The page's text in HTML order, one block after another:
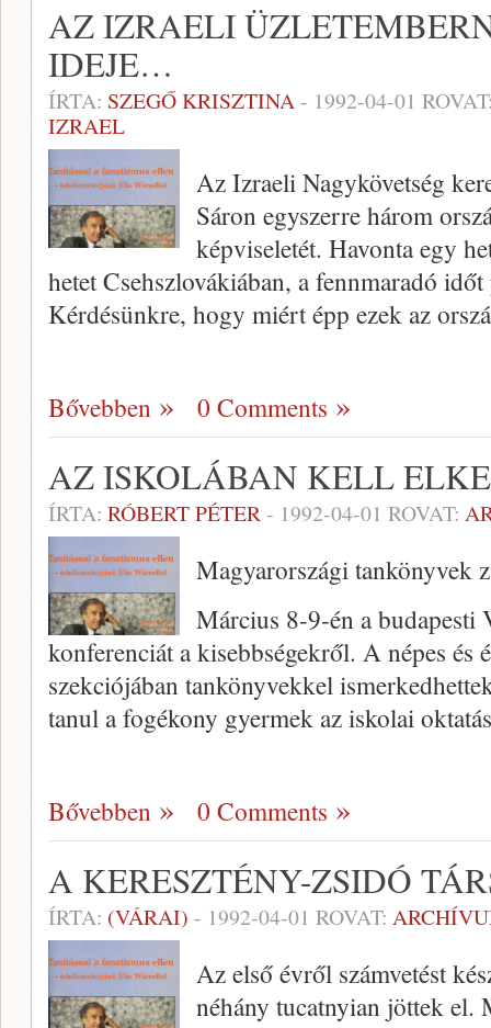
AZ IZRAELI
IDEJE…
ÍRTA: SZEGŐ KRISZTINA- 1992-04-01
IZRAEL
Az Izraeli Nagykövetség
Sáron egyszerre három
képviseletét. Havonta egy
hetet Csehszlovákiában, a fennmaradó
Kérdésünkre, hogy miért épp ezek az
Bővebben 0 Comments
AZ ISKOLÁBAN KELL
ÍRTA: RÓBERT PÉTER- 1992-04-01 ROVAT:
Magyarországi tankönyvek
Március 8-9-én a budapesti
konferenciát a kisebbségekről. A népes és
szekciójában tankönyvekkel
tanul a fogékony gyermek az iskolai
Bővebben 0 Comments
A KERESZTÉNY-ZSIDÓ
ÍRTA: (VÁRAI) - 1992-04-01 ROVAT:
Az első évről számvetést
néhány tucatnyian jöttek el.